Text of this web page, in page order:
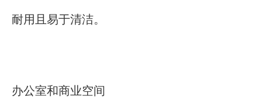
耐用且易于清洁。
办公室和商业空间